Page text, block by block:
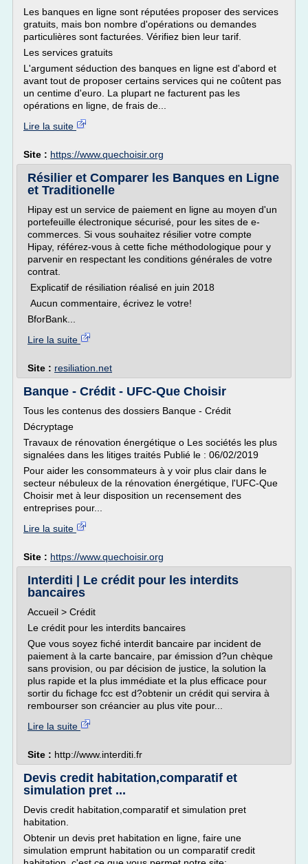
Les banques en ligne sont réputées proposer des services
gratuits, mais bon nombre d'opérations ou demandes
particulières sont facturées. Vérifiez bien leur tarif.
Les services gratuits
L'argument séduction des banques en ligne est d'abord et
avant tout de proposer certains services qui ne coûtent pas
un centime d'euro. La plupart ne facturent pas les
opérations en ligne, de frais de...
Lire la suite
Site : https://www.quechoisir.org
Résilier et Comparer les Banques en Ligne
et Traditionelle
Hipay est un service de paiement en ligne au moyen d'un
portefeuille électronique sécurisé, pour les sites de e-
commerces. Si vous souhaitez résilier votre compte
Hipay, référez-vous à cette fiche méthodologique pour y
parvenir en respectant les conditions générales de votre
contrat.
Explicatif de résiliation réalisé en juin 2018
Aucun commentaire, écrivez le votre!
BforBank...
Lire la suite
Site : resiliation.net
Banque - Crédit - UFC-Que Choisir
Tous les contenus des dossiers Banque - Crédit
Décryptage
Travaux de rénovation énergétique o Les sociétés les plus
signalées dans les litiges traités Publié le : 06/02/2019
Pour aider les consommateurs à y voir plus clair dans le
secteur nébuleux de la rénovation énergétique, l'UFC-Que
Choisir met à leur disposition un recensement des
entreprises pour...
Lire la suite
Site : https://www.quechoisir.org
Interditi | Le crédit pour les interdits
bancaires
Accueil > Crédit
Le crédit pour les interdits bancaires
Que vous soyez fiché interdit bancaire par incident de
paiement à la carte bancaire, par émission d?un chèque
sans provision, ou par décision de justice, la solution la
plus rapide et la plus immédiate et la plus efficace pour
sortir du fichage fcc est d?obtenir un crédit qui servira à
rembourser son créancier au plus vite pour...
Lire la suite
Site : http://www.interditi.fr
Devis credit habitation,comparatif et
simulation pret ...
Devis credit habitation,comparatif et simulation pret
habitation.
Obtenir un devis pret habitation en ligne, faire une
simulation emprunt habitation ou un comparatif credit